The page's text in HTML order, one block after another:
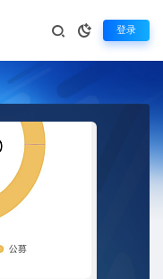
登录